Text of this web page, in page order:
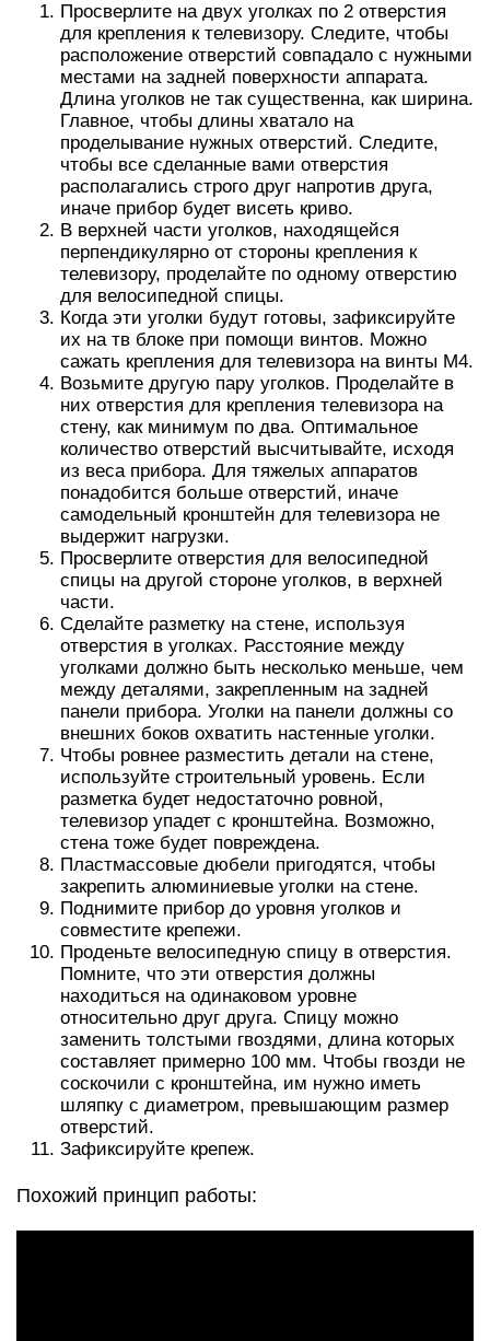
Просверлите на двух уголках по 2 отверстия
для крепления к телевизору. Следите, чтобы
расположение отверстий совпадало с нужными
местами на задней поверхности аппарата.
Длина уголков не так существенна, как ширина.
Главное, чтобы длины хватало на
проделывание нужных отверстий. Следите,
чтобы все сделанные вами отверстия
располагались строго друг напротив друга,
иначе прибор будет висеть криво.
В верхней части уголков, находящейся
перпендикулярно от стороны крепления к
телевизору, проделайте по одному отверстию
для велосипедной спицы.
Когда эти уголки будут готовы, зафиксируйте
их на тв блоке при помощи винтов. Можно
сажать крепления для телевизора на винты М4.
Возьмите другую пару уголков. Проделайте в
них отверстия для крепления телевизора на
стену, как минимум по два. Оптимальное
количество отверстий высчитывайте, исходя
из веса прибора. Для тяжелых аппаратов
понадобится больше отверстий, иначе
самодельный кронштейн для телевизора не
выдержит нагрузки.
Просверлите отверстия для велосипедной
спицы на другой стороне уголков, в верхней
части.
Сделайте разметку на стене, используя
отверстия в уголках. Расстояние между
уголками должно быть несколько меньше, чем
между деталями, закрепленным на задней
панели прибора. Уголки на панели должны со
внешних боков охватить настенные уголки.
Чтобы ровнее разместить детали на стене,
используйте строительный уровень. Если
разметка будет недостаточно ровной,
телевизор упадет с кронштейна. Возможно,
стена тоже будет повреждена.
Пластмассовые дюбели пригодятся, чтобы
закрепить алюминиевые уголки на стене.
Поднимите прибор до уровня уголков и
совместите крепежи.
Проденьте велосипедную спицу в отверстия.
Помните, что эти отверстия должны
находиться на одинаковом уровне
относительно друг друга. Спицу можно
заменить толстыми гвоздями, длина которых
составляет примерно 100 мм. Чтобы гвозди не
соскочили с кронштейна, им нужно иметь
шляпку с диаметром, превышающим размер
отверстий.
Зафиксируйте крепеж.
Похожий принцип работы: